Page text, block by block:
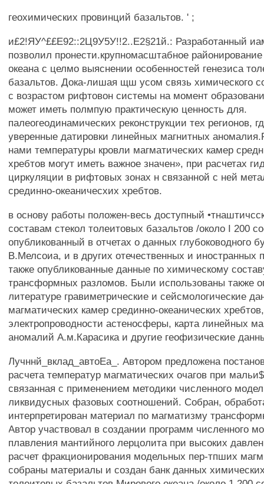
геохимических провинций базальтов. ' ;
и£2!ЯУ^££Е92::2Ц9У5У!!2..Е2§21й.: Разработанный
позволил пронести.крупномасштабное
океана с целмо выяснении особенностей генезиса
базальтов. Дока-лишая щш усом связь химического
с возрастом рифтовон системы на момент
может иметь полмпую практическую ценность для.
палеогеодинамических реконструкции тех регионов,
уверенные датировки линейных магнитных
нами температуры кровли магматических камер
хребтов могут иметь важное значен», при расчетах
циркуляции в рифтовых зонах н связанной с ней
срединно-океаничесхих хребтов.
в основу работы положен-весь доступный
составам стекол толеитовых базальтов /около I 200
опубликованный в отчетах о данных глубоководного
В.Мелсоиа, и в других отечественных и иностранных
также опубликованные данные по химическому
трансформных разломов. Были использованы также
литературе гравиметрические и сейсмологические
магматических камер срединно-океанических
электропроводности астеносферы, карта линейных
аномалий А.м.Карасика и другие геофизические
Лучннй_вклад_автоЕа_. Автором предложена
расчета температур магматических очагов при
связанная с применением методики численного
ликвидусных фазовых соотношений. Собран,
интерпретирован материал по магматизму
Автор участвовал в создании программ численного
плавления мантийного лерцолита при высоких
расчет фракционирования модельных пер-тпших
собраны материалы и создан банк данных